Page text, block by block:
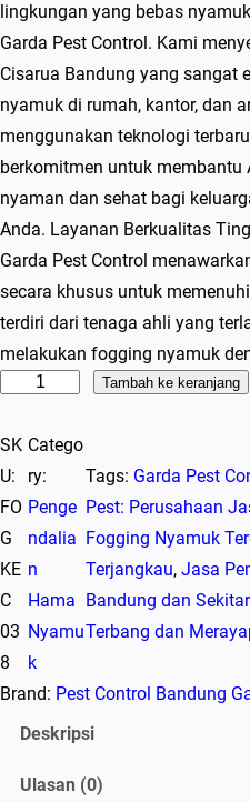
lingkungan yang bebas
Garda Pest Control. Kami
Cisarua Bandung yang sangat
nyamuk di rumah, kantor, dan
menggunakan teknologi
berkomitmen untuk
nyaman dan sehat bagi
Anda. Layanan Berkualitas
Garda Pest Control
secara khusus untuk
terdiri dari tenaga ahli yang
melakukan fogging nyamuk
a
n
t
i
t
a
s
J
a
Tambah ke keranjang
SK
U:
FO
G
KE
C
03
8
Catego
ry:
Penge
ndalia
n
Hama
Nyamu
k
Tags: Garda Pest
Pest: Perusahaan
Fogging Nyamuk
Terjangkau, Jasa
Bandung dan
Terbang dan
Brand: Pest Control Bandung
Deskripsi
Ulasan (0)